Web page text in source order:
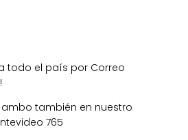
todo el país por Correo
ambo también en nuestro
765